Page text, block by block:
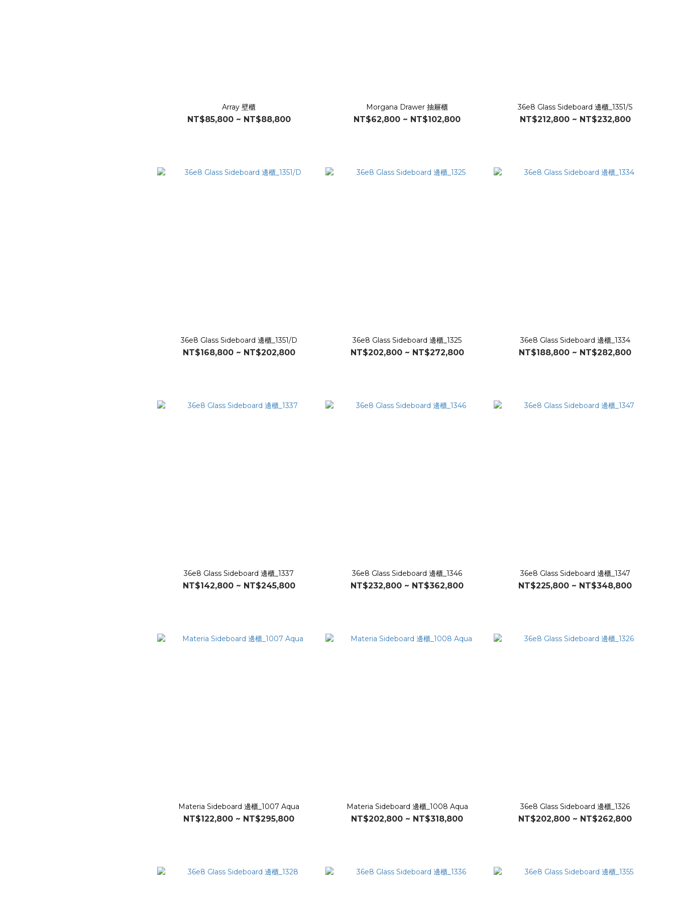
Array 壁櫃
NT$85,800 ~ NT$88,800
Morgana Drawer 抽屜櫃
NT$62,800 ~ NT$102,800
36e8 Glass Sideboard 邊櫃_1351/S
NT$212,800 ~ NT$232,800
36e8 Glass Sideboard 邊櫃_1351/D
NT$168,800 ~ NT$202,800
36e8 Glass Sideboard 邊櫃_1325
NT$202,800 ~ NT$272,800
36e8 Glass Sideboard 邊櫃_1334
NT$188,800 ~ NT$282,800
36e8 Glass Sideboard 邊櫃_1337
NT$142,800 ~ NT$245,800
36e8 Glass Sideboard 邊櫃_1346
NT$232,800 ~ NT$362,800
36e8 Glass Sideboard 邊櫃_1347
NT$225,800 ~ NT$348,800
Materia Sideboard 邊櫃_1007 Aqua
NT$122,800 ~ NT$295,800
Materia Sideboard 邊櫃_1008 Aqua
NT$202,800 ~ NT$318,800
36e8 Glass Sideboard 邊櫃_1326
NT$202,800 ~ NT$262,800